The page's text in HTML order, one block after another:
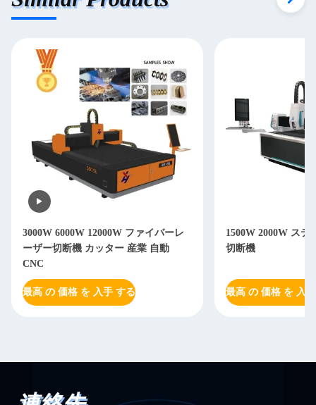
3000W 6000W 12000W ファイバーレ
ーザー切断機 カッター 産業 自動
CNC
最高 の 価格 を 入手 する
1500W 2000W ステ
切断機
最高 の 価格 を 入